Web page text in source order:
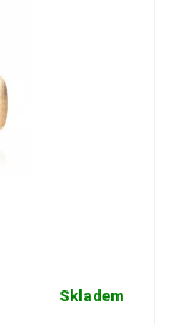
Skladem